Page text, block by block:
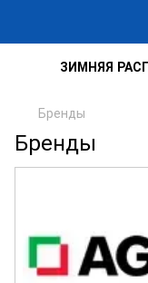
ЗИМНЯЯ
Бренды
Бренды